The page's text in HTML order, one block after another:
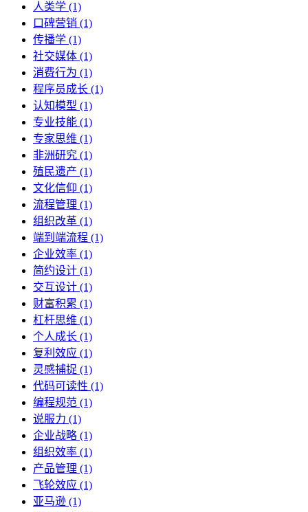
人类学 (1)
口碑营销 (1)
传播学 (1)
社交媒体 (1)
消费行为 (1)
程序员成长 (1)
认知模型 (1)
专业技能 (1)
专家思维 (1)
非洲研究 (1)
殖民遗产 (1)
文化信仰 (1)
流程管理 (1)
组织改革 (1)
端到端流程 (1)
企业效率 (1)
简约设计 (1)
交互设计 (1)
财富积累 (1)
杠杆思维 (1)
个人成长 (1)
复利效应 (1)
灵感捕捉 (1)
代码可读性 (1)
编程规范 (1)
说服力 (1)
企业战略 (1)
组织效率 (1)
产品管理 (1)
飞轮效应 (1)
亚马逊 (1)